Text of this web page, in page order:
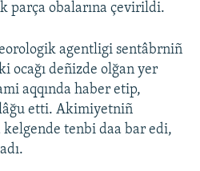
parça obalarına çevirildi.
agentligi sentâbrniñ
ocağı deñizde olğan yer
aqqında haber etip,
etti. Akimiyetniñ
tenbi daa bar edi,